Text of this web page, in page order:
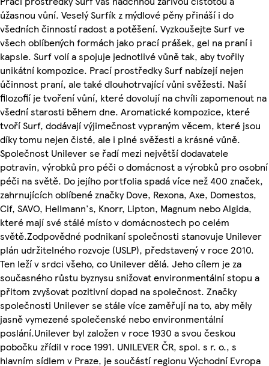
úžasnou vůní. Veselý Surfík z mýdlové pěny přináší i do
všedních činností radost a potěšení. Vyzkoušejte Surf ve
všech oblíbených formách jako prací prášek, gel na praní i
kapsle. Surf volí a spojuje jednotlivé vůně tak, aby tvořily
unikátní kompozice. Prací prostředky Surf nabízejí nejen
účinnost praní, ale také dlouhotrvající vůni svěžesti. Naší
filozofií je tvoření vůní, které dovolují na chvíli zapomenout na
všední starosti během dne. Aromatické kompozice, které
tvoří Surf, dodávají výjimečnost vypraným věcem, které jsou
díky tomu nejen čisté, ale i plné svěžesti a krásné vůně.
Společnost Unilever se řadí mezi největší dodavatele
potravin, výrobků pro péči o domácnost a výrobků pro osobní
péči na světě. Do jejího portfolia spadá více než 400 značek,
zahrnujících oblíbené značky Dove, Rexona, Axe, Domestos,
Cif, SAVO, Hellmann's, Knorr, Lipton, Magnum nebo Algida,
které mají své stálé místo v domácnostech po celém
světě.Zodpovědné podnikaní společnosti stanovuje Unilever
plán udržitelného rozvoje (USLP), představený v roce 2010.
Ten leží v srdci všeho, co Unilever dělá. Jeho cílem je za
současného růstu byznysu snižovat environmentální stopu a
přitom zvyšovat pozitivní dopad na společnost. Značky
společnosti Unilever se stále více zaměřují na to, aby měly
jasně vymezené společenské nebo environmentální
poslání.Unilever byl založen v roce 1930 a svou českou
pobočku zřídil v roce 1991. UNILEVER ČR, spol. s r. o., s
hlavním sídlem v Praze, je součástí regionu Východní Evropa